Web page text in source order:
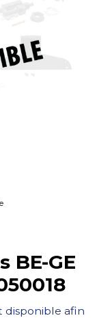
BE-GE
disponible afin